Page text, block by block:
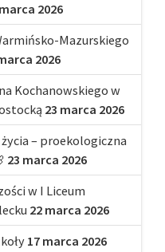
2026
Mazurskiego
2026
Kochanowskiego w
23 marca 2026
– proekologiczna
23 marca 2026
w I Liceum
22 marca 2026
17 marca 2026